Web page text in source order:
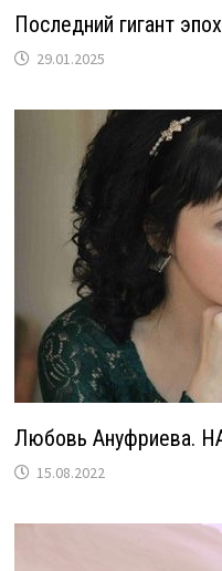
Последний гигант
29.01.2025
Любовь Ануфриева.
15.08.2022